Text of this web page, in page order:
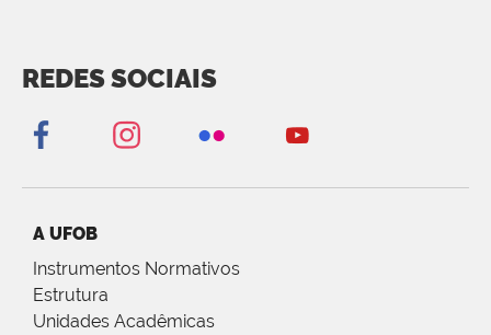
REDES SOCIAIS
A UFOB
Instrumentos Normativos
Estrutura
Unidades Acadêmicas